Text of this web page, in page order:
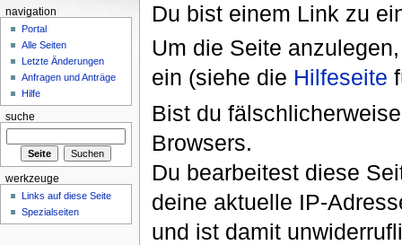
Du bist einem Link zu
Um die Seite
ein (siehe die Hilfeseite
Bist du
Browsers.
Du bearbeitest diese
deine aktuelle IP-
und ist damit
navigation
Portal
Alle Seiten
Letzte Änderungen
Anfragen und Anträge
Hilfe
suche
werkzeuge
Links auf diese Seite
Spezialseiten